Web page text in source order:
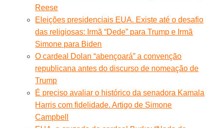
Reese
Eleições presidenciais EUA. Existe até o desafio
das religiosas: Irmã “Dede” para Trump e Irmã
Simone para Biden
O cardeal Dolan “abençoará” a convenção
republicana antes do discurso de nomeação de
Trump
É preciso avaliar o histórico da senadora Kamala
Harris com fidelidade. Artigo de Simone
Campbell